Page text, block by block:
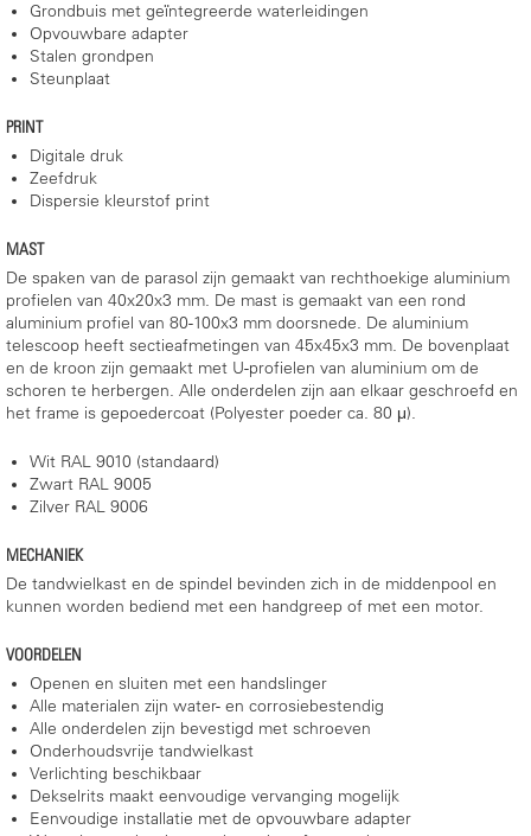
Grondbuis met geïntegreerde waterleidingen
Opvouwbare adapter
Stalen grondpen
Steunplaat
PRINT
Digitale druk
Zeefdruk
Dispersie kleurstof print
MAST
De spaken van de parasol zijn gemaakt van rechthoekige aluminium
profielen van 40x20x3 mm. De mast is gemaakt van een rond
aluminium profiel van 80-100x3 mm doorsnede. De aluminium
telescoop heeft sectieafmetingen van 45x45x3 mm. De bovenplaat
en de kroon zijn gemaakt met U-profielen van aluminium om de
schoren te herbergen. Alle onderdelen zijn aan elkaar geschroefd en
het frame is gepoedercoat (Polyester poeder ca. 80 μ).
Wit RAL 9010 (standaard)
Zwart RAL 9005
Zilver RAL 9006
MECHANIEK
De tandwielkast en de spindel bevinden zich in de middenpool en
kunnen worden bediend met een handgreep of met een motor.
VOORDELEN
Openen en sluiten met een handslinger
Alle materialen zijn water- en corrosiebestendig
Alle onderdelen zijn bevestigd met schroeven
Onderhoudsvrije tandwielkast
Verlichting beschikbaar
Dekselrits maakt eenvoudige vervanging mogelijk
Eenvoudige installatie met de opvouwbare adapter